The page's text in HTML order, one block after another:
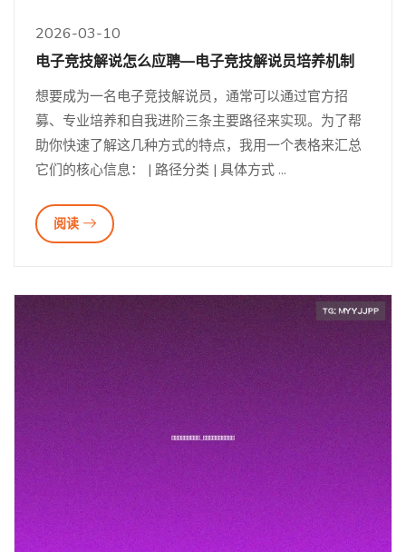
2026-03-10
电子竞技解说怎么应聘—电子竞技解说员培养机制
想要成为一名电子竞技解说员，通常可以通过官方招
募、专业培养和自我进阶三条主要路径来实现。为了帮
助你快速了解这几种方式的特点，我用一个表格来汇总
它们的核心信息： | 路径分类 | 具体方式 ...
阅读